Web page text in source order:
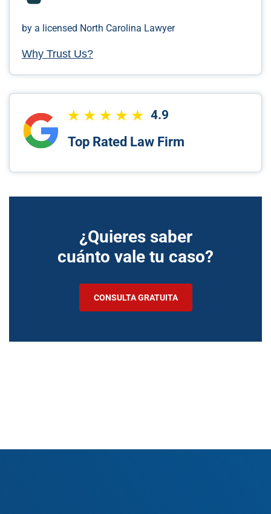
by a licensed North Carolina Lawyer
Why Trust Us?
4.9
Top Rated Law Firm
¿Quieres saber
cuánto vale tu caso?
CONSULTA GRATUITA